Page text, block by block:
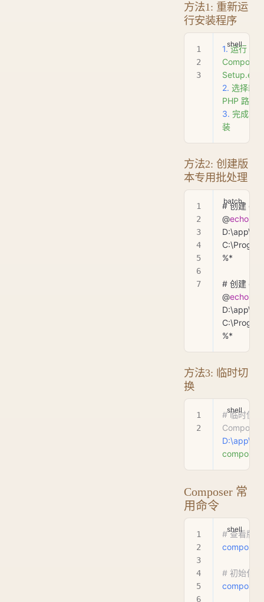
方法1: 重新运
行安装程序
1. 运行
Composer-
Setup.exe
2. 选择新的
PHP 路径
3. 完成安
装
方法2: 创建版
本专用批处理
# 创建
@echo
%*
# 创建
@echo
%*
方法3: 临时切
换
# 临时使
Composer
Composer 常
用命令
# 查看版本
composer
# 初始化
composer